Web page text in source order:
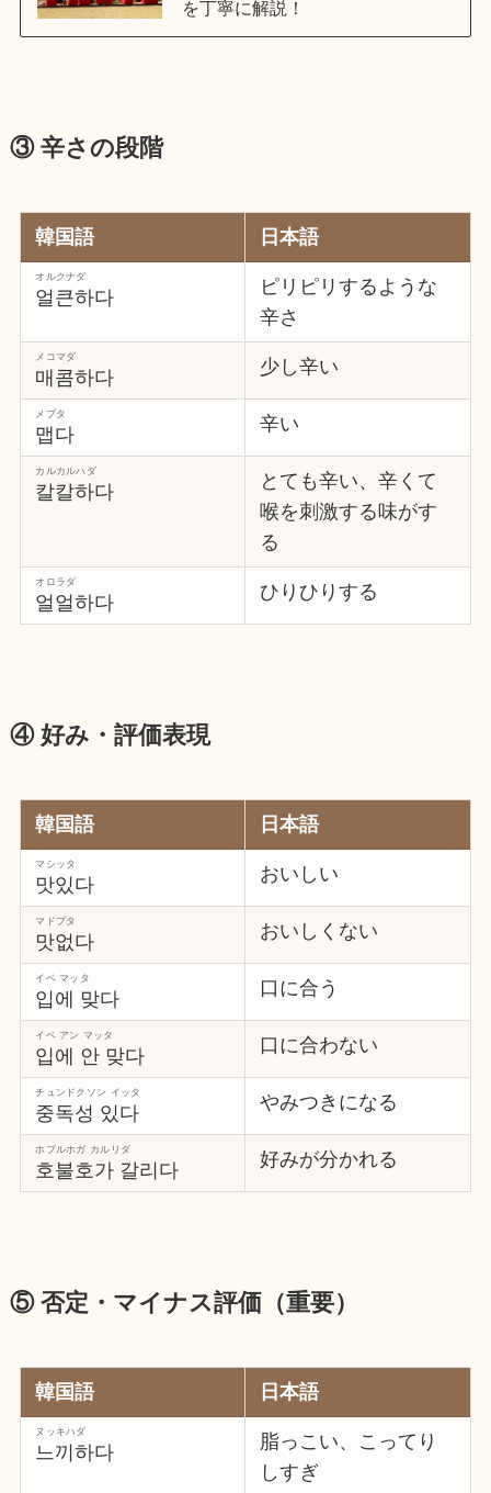
を丁寧に解説！
③ 辛さの段階
韓国語 日本語
얼큰하다
オルクナダ
ピリピリするような
辛さ
매콤하다
メコマダ 少し辛い
맵다
メプタ 辛い
칼칼하다
カルカルハダ
とても辛い、辛くて
喉を刺激する味がす
る
얼얼하다
オロラダ ひりひりする
④ 好み・評価表現
韓国語 日本語
맛있다
マシッタ おいしい
맛없다
マドプタ おいしくない
입에 맞다
イベ マッタ 口に合う
입에 안 맞다
イベ アン マッタ 口に合わない
중독성 있다
チュンドクソン イッタ やみつきになる
호불호가 갈리다
ホブルホガ カルリダ 好みが分かれる
⑤ 否定・マイナス評価（重要）
韓国語 日本語
느끼하다
ヌッキハダ
脂っこい、こってり
しすぎ